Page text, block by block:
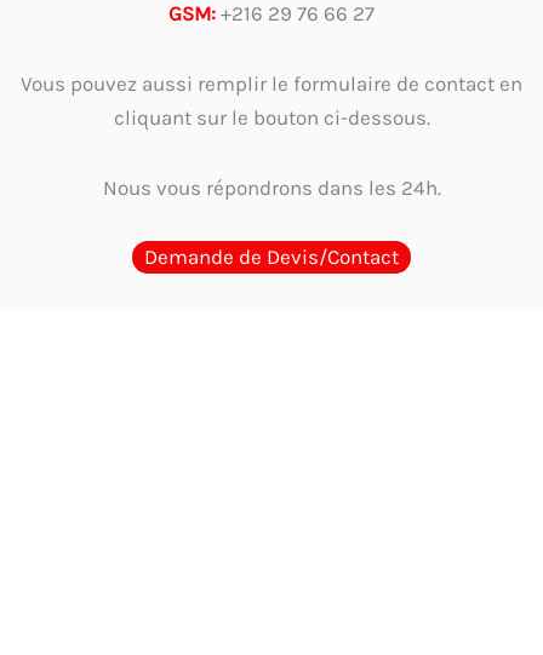
GSM: +216 29 76 66 27
Vous pouvez aussi remplir le formulaire de contact en
cliquant sur le bouton ci-dessous.
Nous vous répondrons dans les 24h.
Demande de Devis/Contact